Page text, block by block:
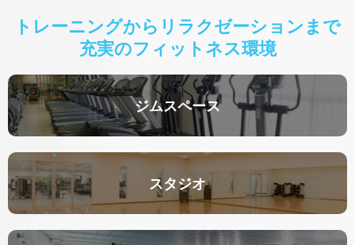
トレーニングからリラクゼーションまで
充実のフィットネス環境
ジムスペース
スタジオ